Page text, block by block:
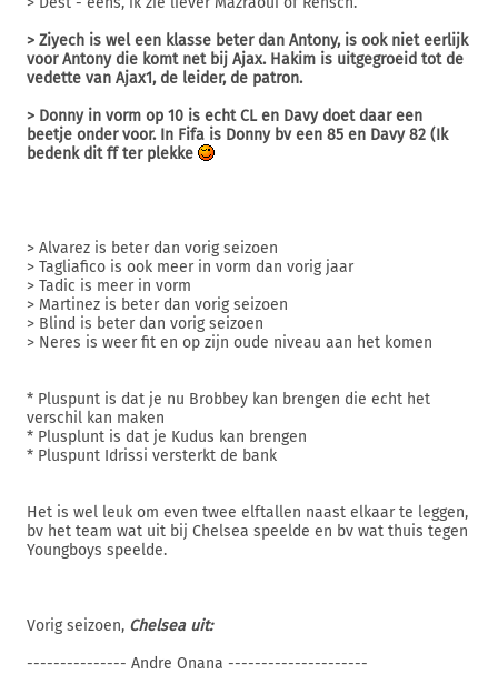
> Ziyech is wel een klasse beter dan Antony, is ook niet eerlijk
voor Antony die komt net bij Ajax. Hakim is uitgegroeid tot de
vedette van Ajax1, de leider, de patron.
> Donny in vorm op 10 is echt CL en Davy doet daar een
beetje onder voor. In Fifa is Donny bv een 85 en Davy 82 (Ik
bedenk dit ff ter plekke
> Alvarez is beter dan vorig seizoen
> Tagliafico is ook meer in vorm dan vorig jaar
> Tadic is meer in vorm
> Martinez is beter dan vorig seizoen
> Blind is beter dan vorig seizoen
> Neres is weer fit en op zijn oude niveau aan het komen
* Pluspunt is dat je nu Brobbey kan brengen die echt het
verschil kan maken
* Plusplunt is dat je Kudus kan brengen
* Pluspunt Idrissi versterkt de bank
Het is wel leuk om even twee elftallen naast elkaar te leggen,
bv het team wat uit bij Chelsea speelde en bv wat thuis tegen
Youngboys speelde.
Vorig seizoen, Chelsea uit:
--------------- Andre Onana ---------------------